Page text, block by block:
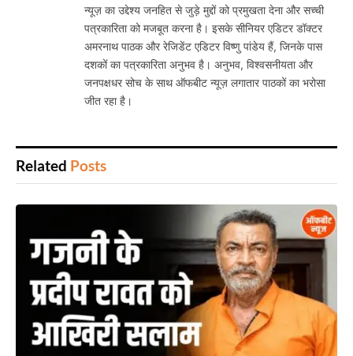
न्यूज़ का उद्देश्य जनहित से जुड़े मुद्दों को प्रमुखता देना और सच्ची
पत्रकारिता को मजबूत करना है। इसके सीनियर एडिटर डॉक्टर
अमरनाथ पाठक और रेजिडेंट एडिटर विष्णु पांडेय हैं, जिनके पास
दशकों का पत्रकारिता अनुभव है। अनुभव, विश्वसनीयता और
जनपक्षधर सोच के साथ ऑफबीट न्यूज़ लगातार पाठकों का भरोसा
जीत रहा है।
Related Posts